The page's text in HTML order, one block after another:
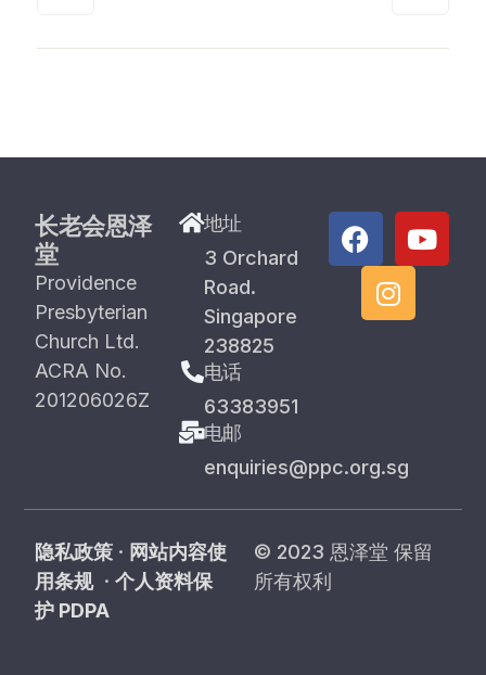
长老会恩泽
堂
Providence
Presbyterian
Church Ltd.
ACRA No.
201206026Z
地址
3 Orchard
Road.
Singapore
238825
电话
63383951
电邮
enquiries@ppc.org.sg
隐私政策 · 网站内容使
用条规·个人资料保
护 PDPA
© 2023 恩泽堂 保留
所有权利